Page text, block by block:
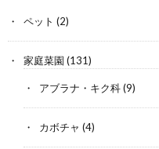
ペット (2)
家庭菜園 (131)
アブラナ・キク科(9)
カボチャ (4)